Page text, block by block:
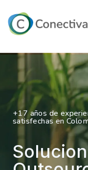
+17 años de
satisfechas en